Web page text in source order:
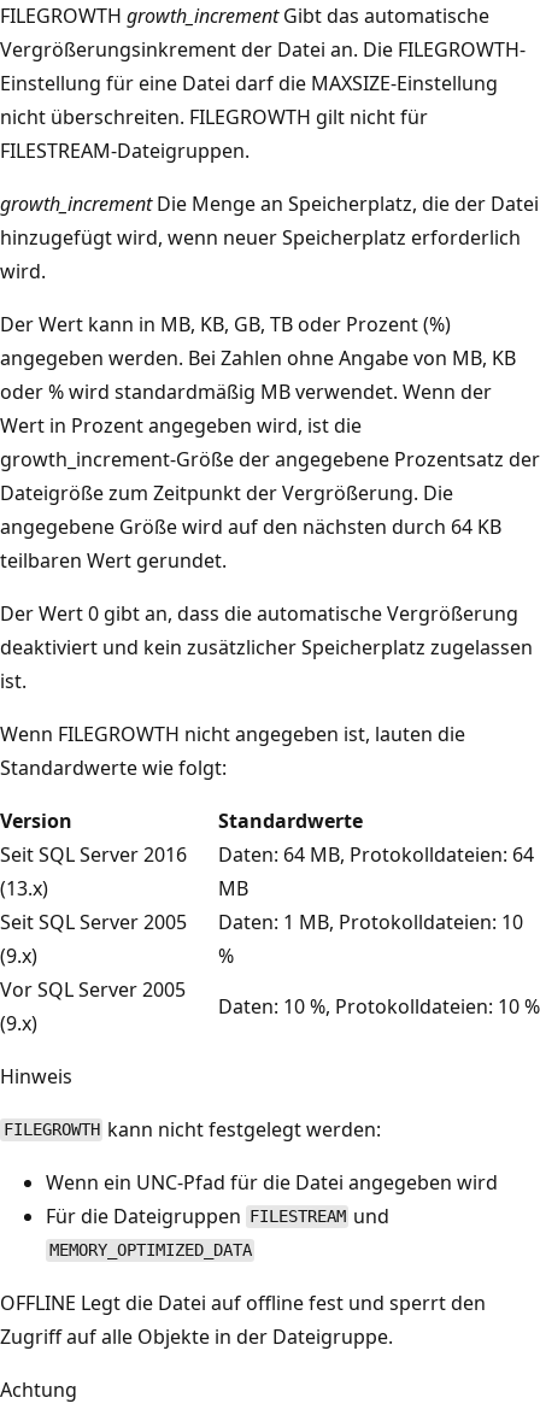
FILEGROWTH growth_incrementGibt das automatische
Vergrößerungsinkrement der Datei an. Die FILEGROWTH-
Einstellung für eine Datei darf die MAXSIZE-Einstellung
nicht überschreiten. FILEGROWTH gilt nicht für
FILESTREAM-Dateigruppen.
growth_incrementDie Menge an Speicherplatz, die der Datei
hinzugefügt wird, wenn neuer Speicherplatz erforderlich
wird.
Der Wert kann in MB, KB, GB, TB oder Prozent (%)
angegeben werden. Bei Zahlen ohne Angabe von MB, KB
oder % wird standardmäßig MB verwendet. Wenn der
Wert in Prozent angegeben wird, ist die
growth_increment-Größe der angegebene Prozentsatz der
Dateigröße zum Zeitpunkt der Vergrößerung. Die
angegebene Größe wird auf den nächsten durch 64 KB
teilbaren Wert gerundet.
Der Wert 0 gibt an, dass die automatische Vergrößerung
deaktiviert und kein zusätzlicher Speicherplatz zugelassen
ist.
Wenn FILEGROWTH nicht angegeben ist, lauten die
Standardwerte wie folgt:
Version
Standardwerte
Seit SQL Server 2016
(13.x)
Daten: 64 MB, Protokolldateien: 64
MB
Seit SQL Server 2005
(9.x)
Daten: 1 MB, Protokolldateien: 10
%
Vor SQL Server 2005
(9.x)
Daten: 10 %, Protokolldateien: 10 %
Hinweis
FILEGROWTH kann nicht festgelegt werden:
Wenn ein UNC-Pfad für die Datei angegeben wird
Für die Dateigruppen FILESTREAM und
MEMORY_OPTIMIZED_DATA
OFFLINE Legt die Datei auf offline fest und sperrt den
Zugriff auf alle Objekte in der Dateigruppe.
Achtung